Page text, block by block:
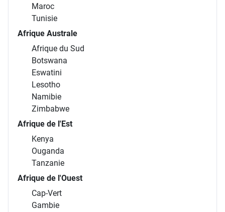
Maroc
Tunisie
Afrique Australe
Afrique du Sud
Botswana
Eswatini
Lesotho
Namibie
Zimbabwe
Afrique de l'Est
Kenya
Ouganda
Tanzanie
Afrique de l'Ouest
Cap-Vert
Gambie